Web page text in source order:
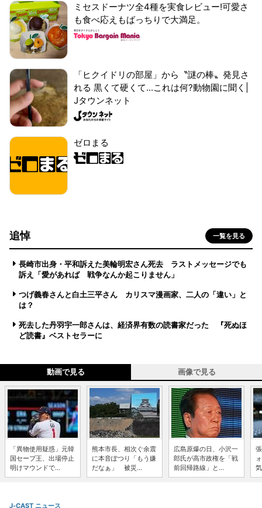
ミセスドーナツ全4種を実食レビュー!可愛さ
も食べ応えもばっちりで大満足。
「ヒクイドリの部屋」から〝謎の棒〟発見さ
れる 黒くて硬くて...これは何?動物園に聞く|
Jタウンネット
ゼロまる
追悼 一覧を見る
長崎市出身・平和訴えた美輪明宏さん死去 ラストメッセージでも
訴え「愛があれば 戦争なんか起こりません」
つげ義春さんと白土三平さん カリスマ漫画家、二人の「違い」と
は？
死去した丹羽宇一郎さんは、経済界有数の読書家だった 『死ぬほ
ど読書』ベストセラーに
動画で見る 画像で見る
「異物使用疑惑」元韓
国セーブ王、出場停止
明けマウンドで...
熊本市長、相次ぐ余震
に本音ぽつり「もう嫌
だなぁ」 被災...
広島原爆の日、小沢一
郎氏が高市政権を「戦
前回帰路線」と...
J-CAST ニュース